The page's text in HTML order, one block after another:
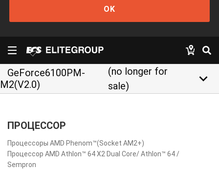
OK
GeForce6100PM-
M2(V2.0)
(no longer for
sale)
keyboard_arrow_down
ПРОЦЕССОР
Процессоры AMD Phenom™(Socket AM2+)
Процессор AMD Athlon™ 64 X2 Dual Core/ Athlon™ 64 /
Sempron